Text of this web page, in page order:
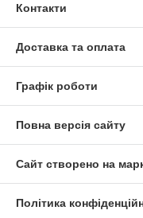
Контакти
Доставка та оплата
Графік роботи
Повна версія сайту
Сайт створено на
Політика